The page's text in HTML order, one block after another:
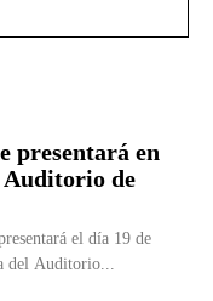
presentará en
de
el día 19 de
del Auditorio...